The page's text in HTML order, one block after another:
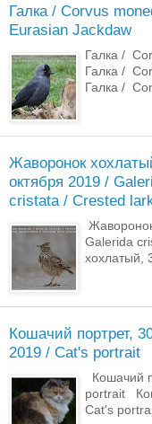
Галка / Corvus
Eurasian Jackdaw
Галка /
Галка /
Галка /
Жаворонок
октября 2019 /
cristata / Crested
Galerida
хохлатый,
Кошачий портрет,
2019 / Cat's portrait
Кошачий
portrait
Cat's